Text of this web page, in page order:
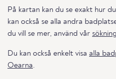
På kartan kan du se exakt hur
kan också se alla andra
du vill se mer, använd vår sökning
Du kan också enkelt visa alla
Oearna.